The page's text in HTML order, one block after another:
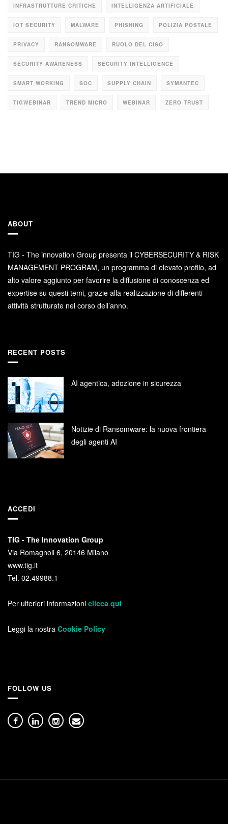
INFRASTRUTTURE CRITICHE INTELLIGENZA ARTIFICIALE
IOT SECURITY MALWARE PHISHING POLIZIA POSTALE
PRIVACY RANSOMWARE RUOLO DEL CISO
SECURITY AWARENESS SECURITY INTELLIGENCE
SMART WORKING SOC SUPPLY CHAIN SYMANTEC
TIGWEBINAR TREND MICRO WEBINAR ZERO TRUST
ABOUT
TIG - The innovation Group presenta il CYBERSECURITY & RISK
MANAGEMENT PROGRAM, un programma di elevato profilo, ad
alto valore aggiunto per favorire la diffusione di conoscenza ed
expertise su questi temi, grazie alla realizzazione di differenti
attività strutturate nel corso dell’anno.
RECENT POSTS
AI agentica, adozione in sicurezza
Notizie di Ransomware: la nuova frontiera
degli agenti AI
ACCEDI
TIG - The Innovation Group
Via Romagnoli 6, 20146 Milano
www.tig.it
Tel. 02.49988.1
Per ulteriori informazioni clicca qui
Leggi la nostra Cookie Policy
FOLLOW US